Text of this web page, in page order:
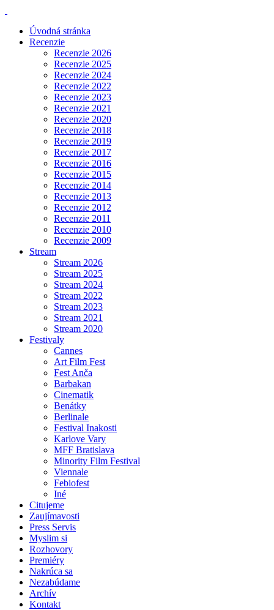
Úvodná stránka
Recenzie
Recenzie 2026
Recenzie 2025
Recenzie 2024
Recenzie 2022
Recenzie 2023
Recenzie 2021
Recenzie 2020
Recenzie 2018
Recenzie 2019
Recenzie 2017
Recenzie 2016
Recenzie 2015
Recenzie 2014
Recenzie 2013
Recenzie 2012
Recenzie 2011
Recenzie 2010
Recenzie 2009
Stream
Stream 2026
Stream 2025
Stream 2024
Stream 2022
Stream 2023
Stream 2021
Stream 2020
Festivaly
Cannes
Art Film Fest
Fest Anča
Barbakan
Cinematik
Benátky
Berlinale
Festival Inakosti
Karlove Vary
MFF Bratislava
Minority Film Festival
Viennale
Febiofest
Iné
Citujeme
Zaujímavosti
Press Servis
Myslim si
Rozhovory
Premiéry
Nakrúca sa
Nezabúdame
Archív
Kontakt